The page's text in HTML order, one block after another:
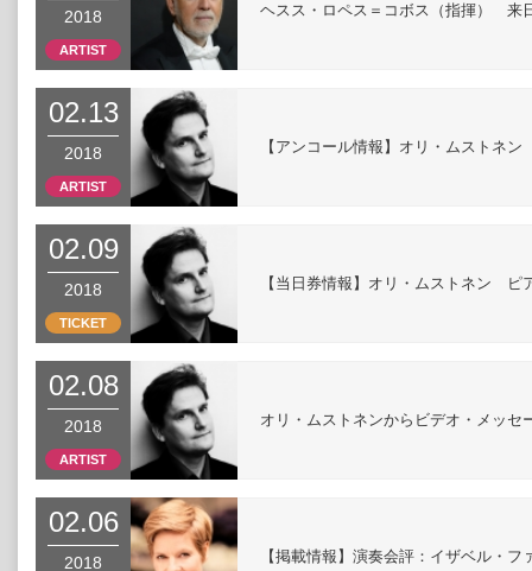
2018
ARTIST
ヘスス・ロペス＝コボス（指揮） 来
02.13
2018
ARTIST
【アンコール情報】オリ・ムストネ
02.09
2018
TICKET
【当日券情報】オリ・ムストネン ピ
02.08
2018
ARTIST
オリ・ムストネンからビデオ・メッセ
02.06
2018 【掲載情報】演奏会評：イザベル・